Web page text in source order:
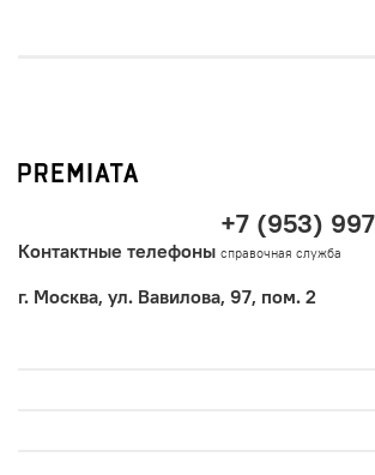
Контактные телефоны
+7 (953)
справочная служба
г. Москва, ул. Вавилова, 97, пом. 2